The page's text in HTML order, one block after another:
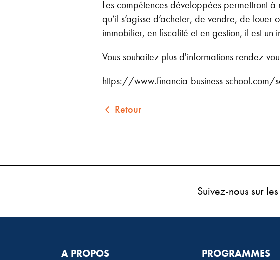
Les compétences développées permettront
qu’il s’agisse d’acheter, de vendre, de
immobilier, en fiscalité et en gestion, il est un
Vous souhaitez plus d'informations rendez-
https://www.financia-business-school.com/
Retour
Suivez-nous sur
A PROPOS PROGRAMMES